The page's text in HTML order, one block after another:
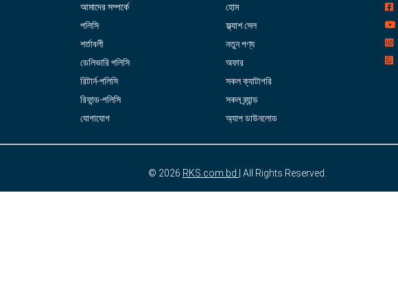
আমাদের সম্পর্কে
পলিসি
শর্তাবলী
ডেলিভারি পলিসি
রিটার্ন-পলিসি
রিফান্ড-পলিসি
যোগাযোগ
হোম
ফ্ল্যাশ সেল
নতুন পণ্য
অফার
সকল ক্যাটাগরি
সকল ব্র্যান্ড
অ্যাপ ডাউনলোড
© 2026 RKS.com.bd | All Rights Reserved.